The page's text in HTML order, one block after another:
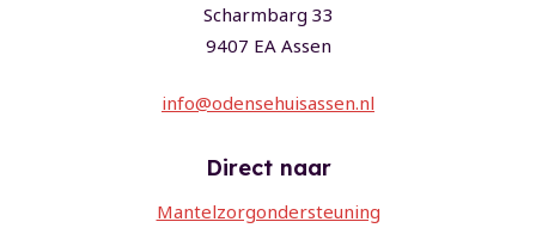
Scharmbarg 33
9407 EA Assen
info@odensehuisassen.nl
Direct naar
Mantelzorgondersteuning